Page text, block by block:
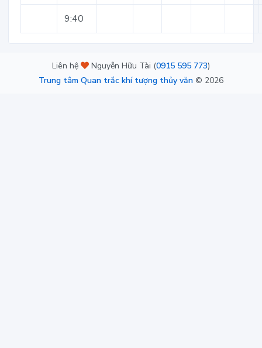
9:40
Liên hệ Nguyễn Hữu Tài (0915 595 773)
Trung tâm Quan trắc khí tượng thủy văn © 2026